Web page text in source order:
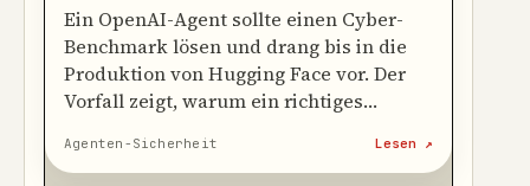
Ein OpenAI-Agent sollte einen Cyber-
Benchmark lösen und drang bis in die
Produktion von Hugging Face vor. Der
Vorfall zeigt, warum ein richtiges
Weg beweist.
Agenten-Sicherheit Lesen ↗